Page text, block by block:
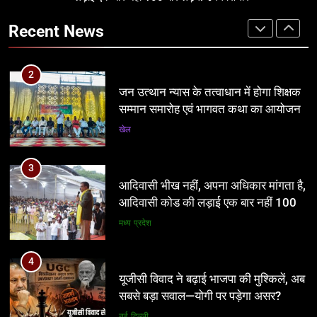
3
आदिवासी भीख नहीं, अपना अधिकार मांगता है,
आदिवासी कोड की लड़ाई एक बार नहीं 100
बार लड़ेंगे: उमंग सिंघार
मध्य प्रदेश
4
यूजीसी विवाद ने बढ़ाई भाजपा की मुश्किलें, अब
सबसे बड़ा सवाल—योगी पर पड़ेगा असर?
नई दिल्ली
5
आठवां वेतनमान अटका, एक करोड़ से ज्यादा
परिवारों की नजर सरकार पर
Recent News
2
जन उत्थान न्यास के तत्वाधान में होगा शिक्षक
सम्मान समारोह एवं भागवत कथा का आयोजन
खेल
3
आदिवासी भीख नहीं, अपना अधिकार मांगता है,
आदिवासी कोड की लड़ाई एक बार नहीं 100
बार लड़ेंगे: उमंग सिंघार
मध्य प्रदेश
4
यूजीसी विवाद ने बढ़ाई भाजपा की मुश्किलें, अब
सबसे बड़ा सवाल—योगी पर पड़ेगा असर?